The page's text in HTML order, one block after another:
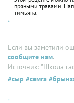
пряными травами.
тимьяна.
Если вы заметили
сообщите нам.
Источник: "Школа
#сыр #семга